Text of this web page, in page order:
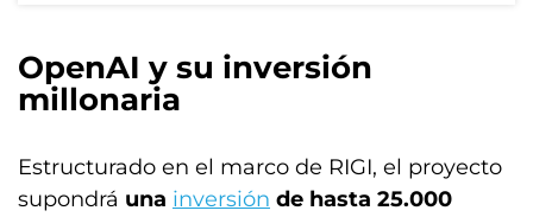
OpenAI y su inversión
millonaria
Estructurado en el marco de RIGI, el proyecto
supondrá una inversión de hasta 25.000